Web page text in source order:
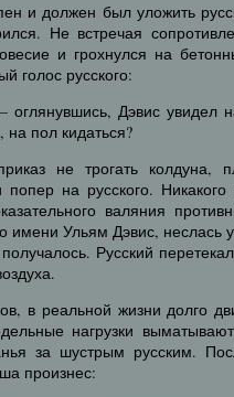
и должен был уложить
Не встречая
и грохнулся на
голос русского:
Дэвис увидел
на пол кидаться?
не трогать колдуна,
на русского.
валяния
Ульям Дэвис, неслась
Русский
в реальной жизни долго
нагрузки
за шустрым русским.
произнес: